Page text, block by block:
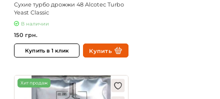
Сухие турбо дрожжи 48 Alcotec Turbo
Yeast Classic
В наличии
150 грн.
Купить в 1 клик Купить
Хит продаж